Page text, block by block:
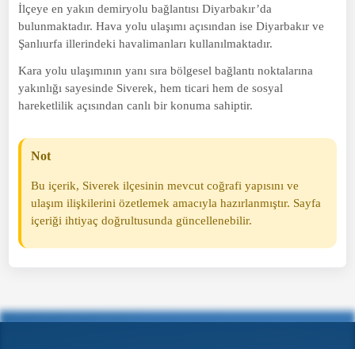
İlçeye en yakın demiryolu bağlantısı Diyarbakır’da
bulunmaktadır. Hava yolu ulaşımı açısından ise Diyarbakır ve
Şanlıurfa illerindeki havalimanları kullanılmaktadır.
Kara yolu ulaşımının yanı sıra bölgesel bağlantı noktalarına
yakınlığı sayesinde Siverek, hem ticari hem de sosyal
hareketlilik açısından canlı bir konuma sahiptir.
Not
Bu içerik, Siverek ilçesinin mevcut coğrafi yapısını ve
ulaşım ilişkilerini özetlemek amacıyla hazırlanmıştır. Sayfa
içeriği ihtiyaç doğrultusunda güncellenebilir.